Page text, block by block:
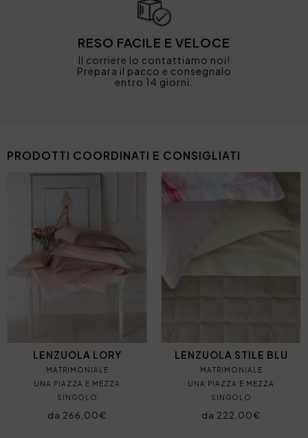
RESO FACILE E VELOCE
Il corriere lo contattiamo noi!
Prepara il pacco e consegnalo
entro 14 giorni.
PRODOTTI COORDINATI E CONSIGLIATI
LENZUOLA LORY
MATRIMONIALE
UNA PIAZZA E MEZZA
SINGOLO
da 266,00€
LENZUOLA STILE BLU
MATRIMONIALE
UNA PIAZZA E MEZZA
SINGOLO
da 222,00€